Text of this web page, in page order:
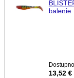
balenie
13,52 €